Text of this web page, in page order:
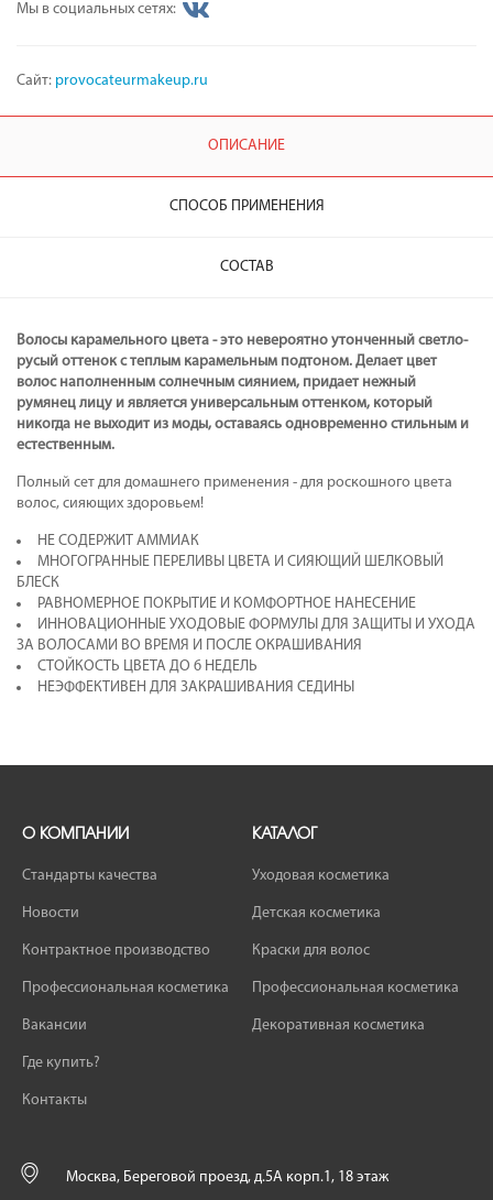
Мы в социальных сетях:
Сайт: provocateurmakeup.ru
ОПИСАНИЕ
СПОСОБ ПРИМЕНЕНИЯ
СОСТАВ
Волосы карамельного цвета - это невероятно утонченный светло-
русый оттенок с теплым карамельным подтоном. Делает цвет
волос наполненным солнечным сиянием, придает нежный
румянец лицу и является универсальным оттенком, который
никогда не выходит из моды, оставаясь одновременно стильным и
естественным.
Полный сет для домашнего применения - для роскошного цвета
волос, сияющих здоровьем!
НЕ СОДЕРЖИТ АММИАК
МНОГОГРАННЫЕ ПЕРЕЛИВЫ ЦВЕТА И СИЯЮЩИЙ ШЕЛКОВЫЙ
БЛЕСК
РАВНОМЕРНОЕ ПОКРЫТИЕ И КОМФОРТНОЕ НАНЕСЕНИЕ
ИННОВАЦИОННЫЕ УХОДОВЫЕ ФОРМУЛЫ ДЛЯ ЗАЩИТЫ И УХОДА
ЗА ВОЛОСАМИ ВО ВРЕМЯ И ПОСЛЕ ОКРАШИВАНИЯ
СТОЙКОСТЬ ЦВЕТА ДО 6 НЕДЕЛЬ
НЕЭФФЕКТИВЕН ДЛЯ ЗАКРАШИВАНИЯ СЕДИНЫ
О КОМПАНИИ
Стандарты качества
Новости
Контрактное производство
Профессиональная косметика
Вакансии
Где купить?
Контакты
КАТАЛОГ
Уходовая косметика
Детская косметика
Краски для волос
Профессиональная косметика
Декоративная косметика
Москва, Береговой проезд, д.5А корп.1, 18 этаж